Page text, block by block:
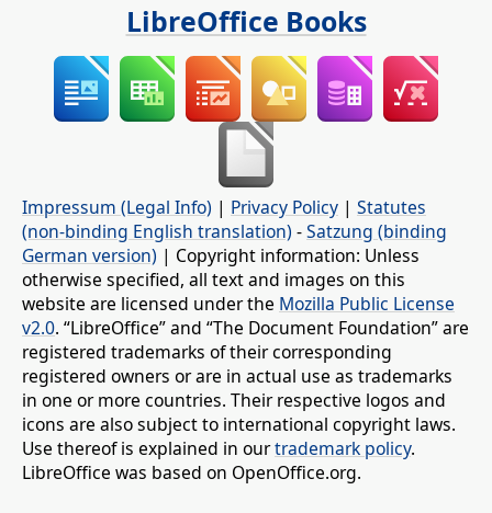
LibreOffice Books
Impressum (Legal Info) | Privacy Policy | Statutes
(non-binding English translation) -Satzung (binding
German version) | Copyright information: Unless
otherwise specified, all text and images on this
website are licensed under the Mozilla Public License
v2.0. “LibreOffice” and “The Document Foundation” are
registered trademarks of their corresponding
registered owners or are in actual use as trademarks
in one or more countries. Their respective logos and
icons are also subject to international copyright laws.
Use thereof is explained in ourtrademark policy.
LibreOffice was based on OpenOffice.org.